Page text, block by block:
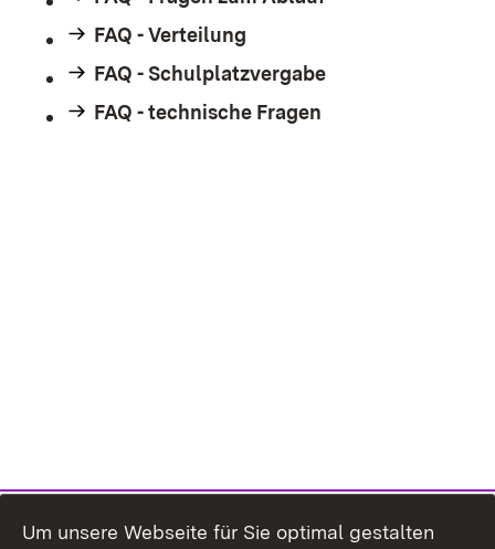
FAQ - Verteilung
FAQ - Schulplatzvergabe
FAQ - technische Fragen
Um unsere Webseite für Sie optimal gestalten